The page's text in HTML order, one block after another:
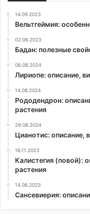
14.09.2023
Вельтгеймия:
02.06.2023
Бадан: полезные
06.08.2024
Лириопе: описание,
14.08.2024
Рододендрон:
растения
29.08.2024
Цианотис: описание,
16.11.2023
Калистегия (повой):
растения
14.06.2023
Сансевиерия: